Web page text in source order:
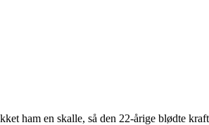
ham en skalle, så den 22-årige blødte